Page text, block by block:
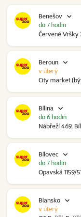
Benešov
Červené Vršky
do 7 hodin
Beroun
City market
v úterý
Bílina
Nábřeží 469,
do 6 hodin
Bílovec
Opavská 1159/
do 7 hodin
Blansko
v úterý